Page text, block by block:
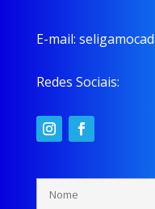
E-mail:
Redes Sociais: